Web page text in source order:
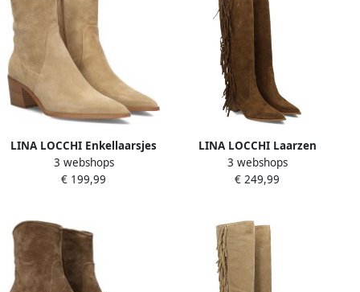
LINA LOCCHI Enkellaarsjes
Dames Az71 Maat: 39
Materiaal: Suède Kleur:
3 webshops
€ 199,99
LINA LOCCHI Laarzen
Dames Az53d Maat: 41
Materiaal: Suède Kleur:
3 webshops
€ 249,99